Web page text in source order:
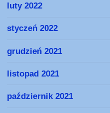
luty 2022
styczeń 2022
grudzień 2021
listopad 2021
październik 2021